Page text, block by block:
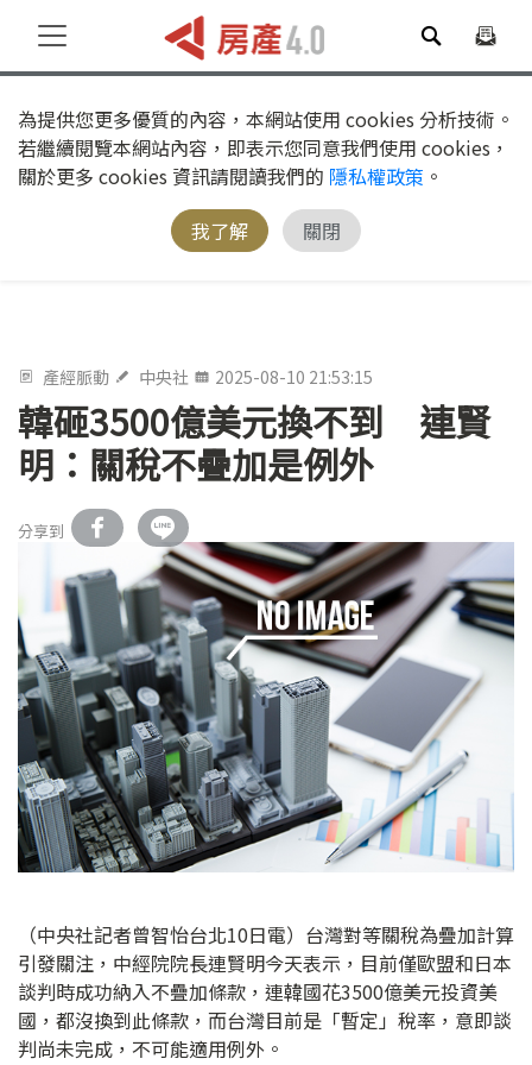
為提供您更多優質的內容，本網站使用 cookies 分析技術。
若繼續閱覽本網站內容，即表示您同意我們使用 cookies，
關於更多 cookies 資訊請閱讀我們的 隱私權政策 。
我了解
關閉
產經脈動 中央社 2025-08-10 21:53:15
韓砸3500億美元換不到 連賢
明：關稅不疊加是例外
分享到
（中央社記者曾智怡台北10日電）台灣對等關稅為疊加計算
引發關注，中經院院長連賢明今天表示，目前僅歐盟和日本
談判時成功納入不疊加條款，連韓國花3500億美元投資美
國，都沒換到此條款，而台灣目前是「暫定」稅率，意即談
判尚未完成，不可能適用例外。